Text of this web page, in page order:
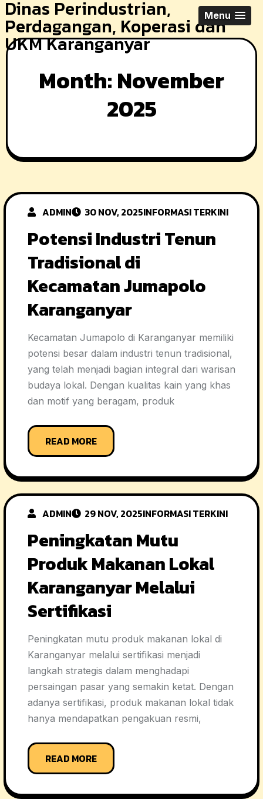
Skip
to
content
Dinas Perindustrian,
Perdagangan, Koperasi dan
UKM Karanganyar
Menu
Month:November
2025
ADMIN 30 NOV, 2025INFORMASI TERKINI
Potensi Industri Tenun
Tradisional di
Kecamatan Jumapolo
Karanganyar
Kecamatan Jumapolo di Karanganyar memiliki
potensi besar dalam industri tenun tradisional,
yang telah menjadi bagian integral dari warisan
budaya lokal. Dengan kualitas kain yang khas
dan motif yang beragam, produk
READ MORE
ADMIN 29 NOV, 2025INFORMASI TERKINI
Peningkatan Mutu
Produk Makanan Lokal
Karanganyar Melalui
Sertifikasi
Peningkatan mutu produk makanan lokal di
Karanganyar melalui sertifikasi menjadi
langkah strategis dalam menghadapi
persaingan pasar yang semakin ketat. Dengan
adanya sertifikasi, produk makanan lokal tidak
hanya mendapatkan pengakuan resmi,
READ MORE